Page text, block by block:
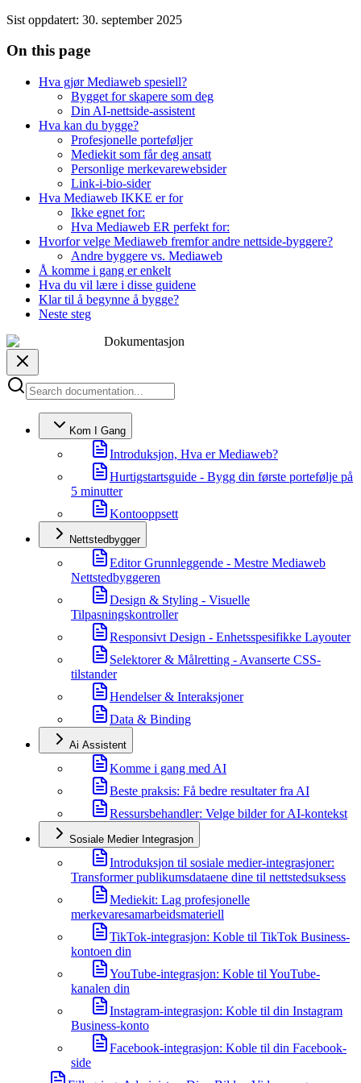
Sist oppdatert: 30. september 2025
On this page
Hva gjør Mediaweb spesiell?
Bygget for skapere som deg
Din AI-nettside-assistent
Hva kan du bygge?
Profesjonelle porteføljer
Mediekit som får deg ansatt
Personlige merkevarewebsider
Link-i-bio-sider
Hva Mediaweb IKKE er for
Ikke egnet for:
Hva Mediaweb ER perfekt for:
Hvorfor velge Mediaweb fremfor andre nettside-byggere?
Andre byggere vs. Mediaweb
Å komme i gang er enkelt
Hva du vil lære i disse guidene
Klar til å begynne å bygge?
Neste steg
Dokumentasjon
Kom I Gang
Introduksjon, Hva er Mediaweb?
Hurtigstartsguide - Bygg din første portefølje på
5 minutter
Kontooppsett
Nettstedbygger
Editor Grunnleggende - Mestre Mediaweb
Nettstedbyggeren
Design & Styling - Visuelle
Tilpasningskontroller
Responsivt Design - Enhetsspesifikke Layouter
Selektorer & Målretting - Avanserte CSS-
tilstander
Hendelser & Interaksjoner
Data & Binding
Ai Assistent
Komme i gang med AI
Beste praksis: Få bedre resultater fra AI
Ressursbehandler: Velge bilder for AI-kontekst
Sosiale Medier Integrasjon
Introduksjon til sosiale medier-integrasjoner:
Transformer publikumsdataene dine til nettstedsuksess
Mediekit: Lag profesjonelle
merkevaresamarbeidsmateriell
TikTok-integrasjon: Koble til TikTok Business-
kontoen din
YouTube-integrasjon: Koble til YouTube-
kanalen din
Instagram-integrasjon: Koble til din Instagram
Business-konto
Facebook-integrasjon: Koble til din Facebook-
side